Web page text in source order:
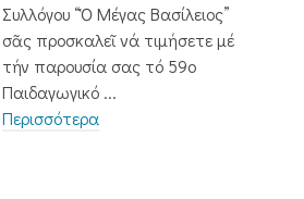
Συλλόγου “Ὁ Μέγας Βασίλειος”
σᾶς προσκαλεῖ νά τιμήσετε μέ
τήν παρουσία σας τό 59ο
Παιδαγωγικό ...
Περισσότερα